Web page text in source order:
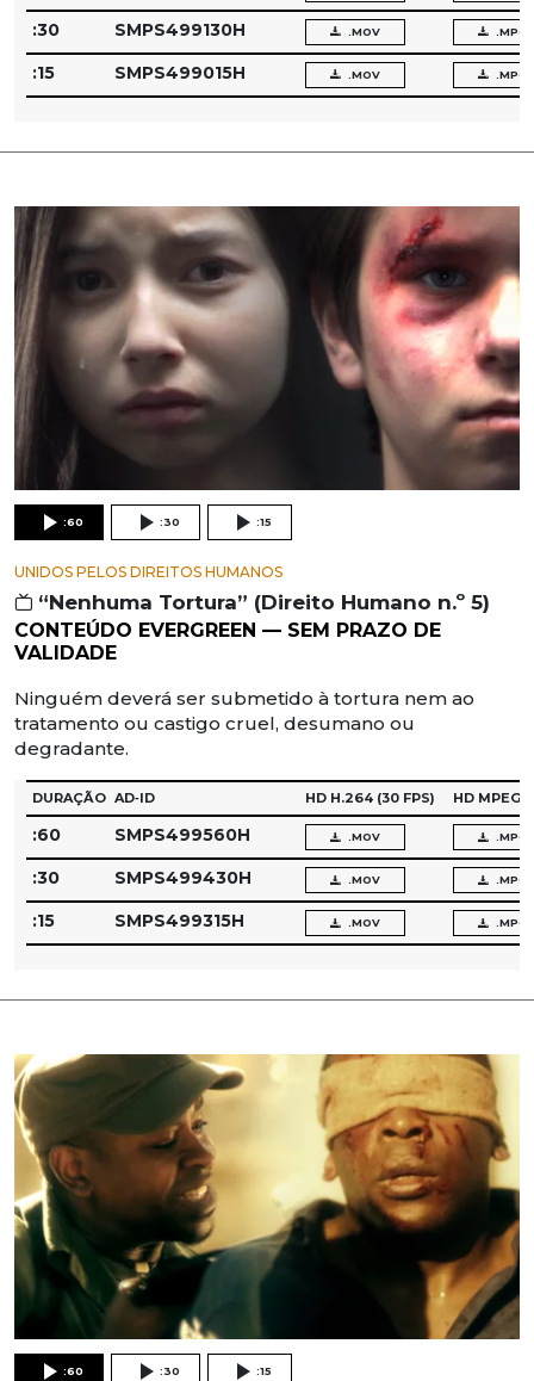
:30 SMPS499130H .MOV .MPG
:15 SMPS499015H .MOV .MPG
:60 :30 :15
UNIDOS PELOS DIREITOS HUMANOS
“Nenhuma Tortura” (Direito Humano n.º 5)
CONTEÚDO EVERGREEN — SEM PRAZO DE
VALIDADE
Ninguém deverá ser submetido à tortura nem ao
tratamento ou castigo cruel, desumano ou
degradante.
DURAÇÃO AD‑ID HD H.264 (30 FPS) HD MPEG‑2
:60 SMPS499560H .MOV .MPG
:30 SMPS499430H .MOV .MPG
:15 SMPS499315H .MOV .MPG
:60 :30 :15